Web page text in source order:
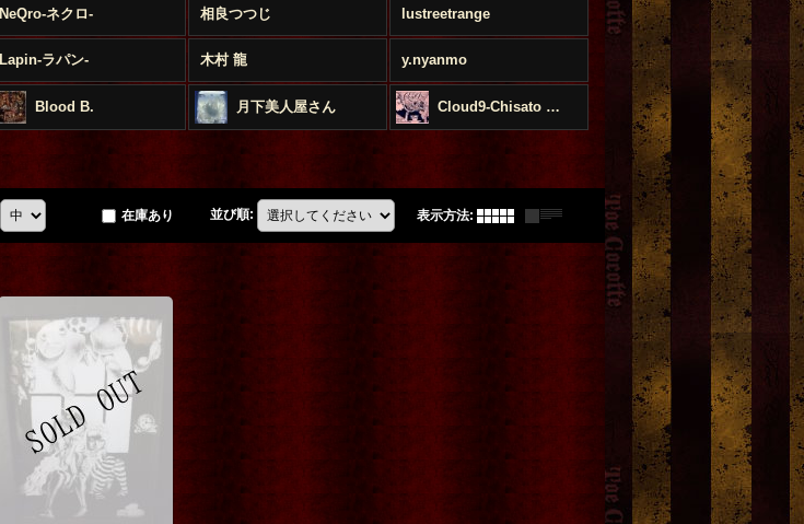
NeQro-ネクロ- 相良つつじ lustreetrange
Lapin-ラパン- 木村 龍 y.nyanmo
Blood B. 月下美人屋さん Cloud9-Chisato Matsushima-
在庫あり 並び順: 表示方法: